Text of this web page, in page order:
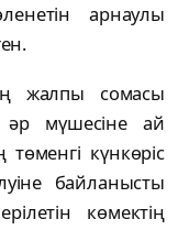
арнаулы
жалпы сомасы
мүшесіне ай
күнкөріс
байланысты
көмектің